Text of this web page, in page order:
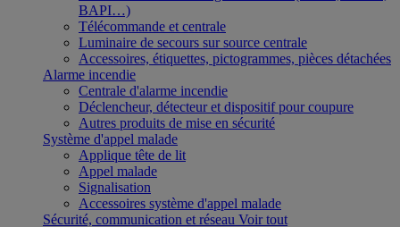
BAPI…)
Télécommande et centrale
Luminaire de secours sur source centrale
Accessoires, étiquettes, pictogrammes, pièces détachées
Alarme incendie
Centrale d'alarme incendie
Déclencheur, détecteur et dispositif pour coupure
Autres produits de mise en sécurité
Système d'appel malade
Applique tête de lit
Appel malade
Signalisation
Accessoires système d'appel malade
Sécurité, communication et réseau Voir tout